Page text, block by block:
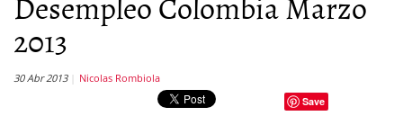
2013
30 Abr 2013
Nicolas Rombiola
Save